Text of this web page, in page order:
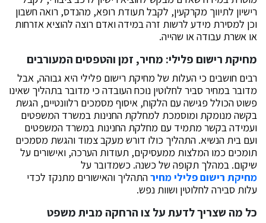
רישיון לתיווך מקרקעין, לקבל תעודת רופא, מהנדס, רואה חשבון
וכן למסירת מידע לרשות זרה במידה ואדם רוצה להוציא אזרחות
או אשרת עבודה או שהייה.
מחיקת רישום פלילי: מחיר, זמן והטפסים המעורבים
רבים חושבים כי העלות של מחיקת רישום פלילי היא גבוהה, אבל
מדובר במחיר סביר לחלוטין נוכח העובדה כי מדובר בתהליך שאינו
פשוט הכולל פגישה עם הלקוח, איסוף מסמכים רלוונטיים, הגשת
בקשה מנומקת ומוסמכת למחלקת החנינות במשרד המשפטים
ועמידה בקשר מתמיד עם מחלקת החנינות במשרד המשפטים
ועם בית הנשיא. התהליך כולו דורש מעקב צמוד והגשת מסמכים
תומכים כמו המלצות ממעסיקים, תעודות הערכה, ואישורים על
שיקום. במהלך תקופה של כשנה. כשמדובר על
מחיקת רישום פלילי מחירהתהליך והאישורים מתנקז לכדי
עלות סבירה לחלוטין ושוות נפש.
כל מה שצריך לדעת על צו הרחקה מבית משפט